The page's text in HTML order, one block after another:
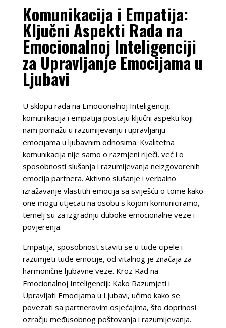
Komunikacija i Empatija:
Ključni Aspekti Rada na
Emocionalnoj Inteligenciji
za Upravljanje Emocijama u
Ljubavi
U sklopu rada na Emocionalnoj Inteligenciji,
komunikacija i empatija postaju ključni aspekti koji
nam pomažu u razumijevanju i upravljanju
emocijama u ljubavnim odnosima. Kvalitetna
komunikacija nije samo o razmjeni riječi, već i o
sposobnosti slušanja i razumijevanja neizgovorenih
emocija partnera. Aktivno slušanje i verbalno
izražavanje vlastitih emocija sa sviješću o tome kako
one mogu utjecati na osobu s kojom komuniciramo,
temelj su za izgradnju duboke emocionalne veze i
povjerenja.
Empatija, sposobnost staviti se u tuđe cipele i
razumjeti tuđe emocije, od vitalnog je značaja za
harmonične ljubavne veze. Kroz Rad na
Emocionalnoj Inteligenciji: Kako Razumjeti i
Upravljati Emocijama u Ljubavi, učimo kako se
povezati sa partnerovim osjećajima, što doprinosi
ozračju međusobnog poštovanja i razumijevanja.